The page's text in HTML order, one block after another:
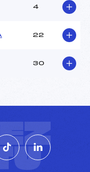
4
22
30